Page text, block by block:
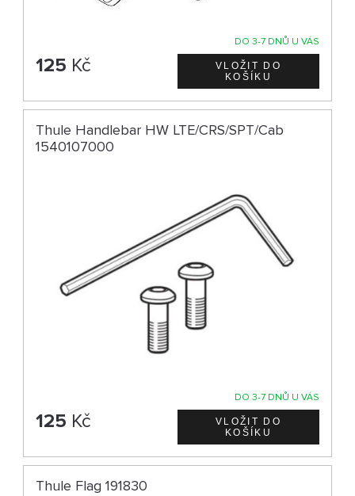
DO 3-7 DNŮ U VÁS
125 Kč
Thule Handlebar HW LTE/CRS/SPT/Cab
1540107000
DO 3-7 DNŮ U VÁS
125 Kč
Thule Flag 191830